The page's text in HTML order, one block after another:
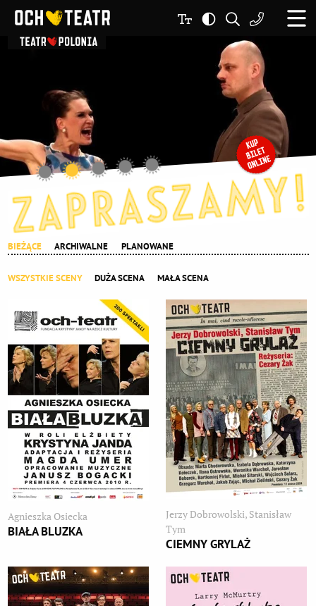
BIEŻĄCE ARCHIWALNE PLANOWANE
WSZYSTKIE SCENY DUŻA SCENA MAŁA SCENA
Agnieszka Osiecka
BIAŁA BLUZKA
Jerzy Dobrowolski, Stanisław
Tym
CIEMNY GRYLAŻ